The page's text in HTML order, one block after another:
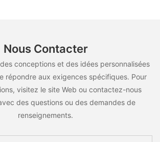
Nous Contacter
conceptions et des idées personnalisées
répondre aux exigences spécifiques. Pour
visitez le site Web ou contactez-nous
des questions ou des demandes de
renseignements.